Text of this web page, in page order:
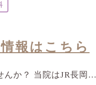
報はこちら
か？ 当院はJR長岡…